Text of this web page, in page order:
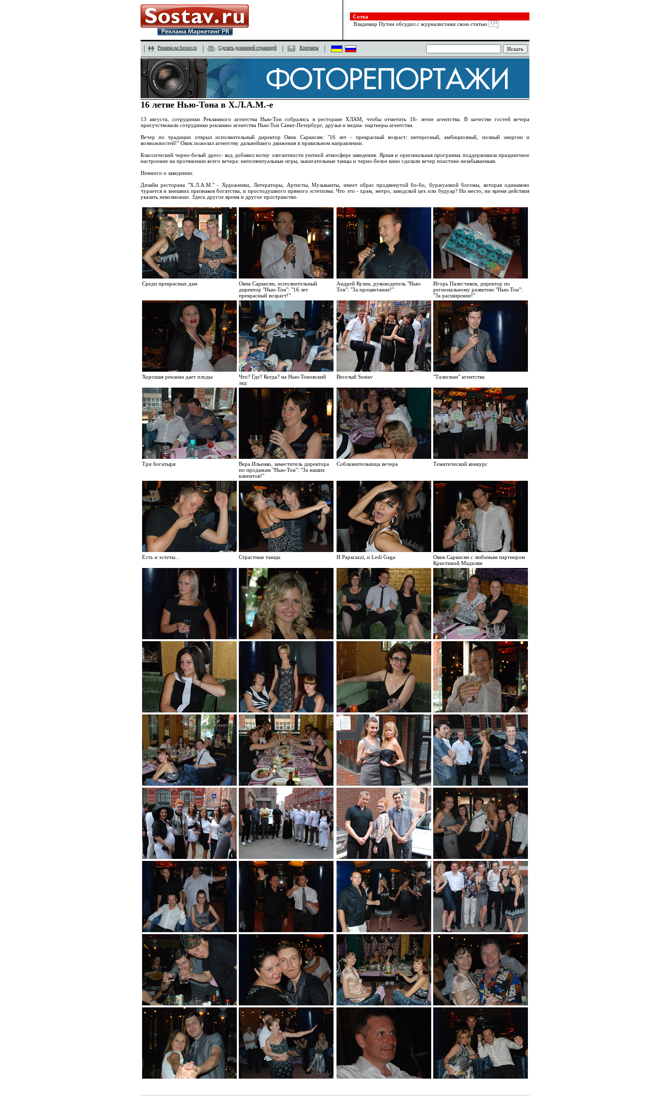
Сотка
Владимир Путин обсудил с журналистами свою статью
124
Реклама на Sostav.ru Сделать домашней страницей Контакты
16 летие Нью-Тона в Х.Л.А.М.-е
13 августа, сотрудники Рекламного агентства Нью-Тон собрались в ресторане ХЛАМ, чтобы отметить 16- летие агентства. В качестве гостей вечера
присутствовали сотрудники рекламно агентства Нью-Тон Санкт-Петербург, друзья и медиа- партнеры агентства.
Вечер по традиции открыл исполнительный директор Овик Саркисян: "16 лет - прекрасный возраст: интересный, амбициозный, полный энергии и
возможностей!" Овик пожелал агентству дальнейшего движения в правильном направлении.
Классический черно-белый дресс- код добавил нотку элегантности уютной атмосфере заведения. Яркая и оригинальная программа поддерживала праздничное
настроение на протяжении всего вечера: интеллектуальные игры, зажигательные танцы и черно-белое кино сделали вечер поистине незабываемым.
Немного о заведении:
Дизайн ресторана "Х.Л.А.М." - Художники, Литераторы, Артисты, Музыканты, имеет образ продвинутой бо-бо, буржуазной богемы, которая одинаково
чурается и внешних признаков богатства, и простодушного прямого эстетизма. Что это - храм, метро, заводской цех или будуар? Ни место, ни время действия
указать невозможно. Здесь другое время и другое пространство.
Среди прекрасных дам
Овик Саркисян, исполнительный
директор "Нью-Тон": "16 лет
прекрасный возраст!"
Андрей Кузин, руководитель "Нью-
Тон": "За процветание!"
Игорь Палесчиков, директор по
региональному развитию "Нью-Тон":
"За расширение!"
Хорошая реклама дает плоды
Что? Где? Когда? на Нью-Тоновский
лад
Веселый Sostav "Талисман" агентства
Три богатыря
Вера Ильенко, заместитель директора
по продажам "Нью-Тон": "За наших
клиентов!"
Соблазнительница вечера Тематический конкурс
Есть и эстеты... Страстные танцы И Paparazzi, и Ledi Gaga
Овик Саркисян с любимым партнером
Кристиной Мадилян